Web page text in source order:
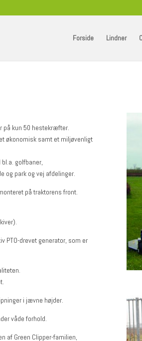
Forside Lindner
på kun 50 hestekræfter.
økonomisk samt et miljøvenligt
bl.a. golfbaner,
og park og vej afdelinger.
på traktorens front.
PTO-drevet generator, som er
i jævne højder.
våde forhold.
af ​​Green Clipper-familien,